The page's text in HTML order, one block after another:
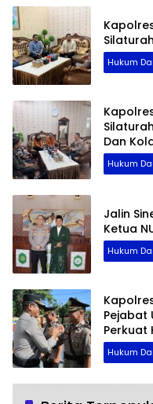
Hukum
Dan
Hukum
Jalin
Ketua
Hukum
Pejabat
Perkuat
Hukum